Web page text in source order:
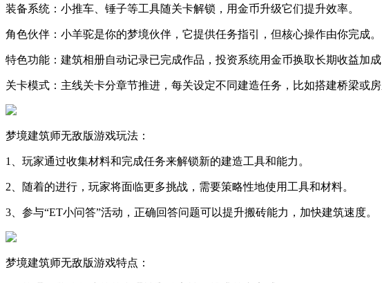
装备系统：小推车、锤子等工具随关卡解锁，用金币升级它们提升效率。
角色伙伴：小羊驼是你的梦境伙伴，它提供任务指引，但核心操作由你完成。
特色功能：建筑相册自动记录已完成作品，投资系统用金币换取长期收益加成
关卡模式：主线关卡分章节推进，每关设定不同建造任务，比如搭建桥梁或房
梦境建筑师无敌版游戏玩法：
1、玩家通过收集材料和完成任务来解锁新的建造工具和能力。
2、随着的进行，玩家将面临更多挑战，需要策略性地使用工具和材料。
3、参与“ET小问答”活动，正确回答问题可以提升搬砖能力，加快建筑速度。
梦境建筑师无敌版游戏特点：